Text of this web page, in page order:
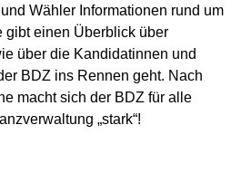
Wähler Informationen rund um
gibt einen Überblick über
über die Kandidatinnen und
BDZ ins Rennen geht. Nach
macht sich der BDZ für alle
„stark“!